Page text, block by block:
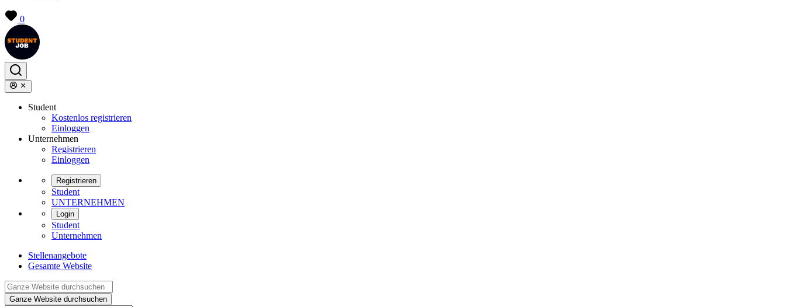
0
Student
Kostenlos registrieren
Einloggen
Unternehmen
Registrieren
Einloggen
Registrieren
Student
UNTERNEHMEN
Login
Student
Unternehmen
Stellenangebote
Gesamte Website